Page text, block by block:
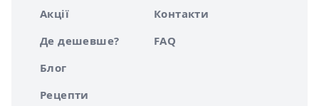
Акції
Де дешевше?
Блог
Рецепти
Контакти
FAQ